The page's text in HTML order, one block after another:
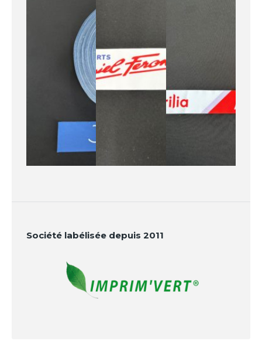
Société labélisée depuis 2011